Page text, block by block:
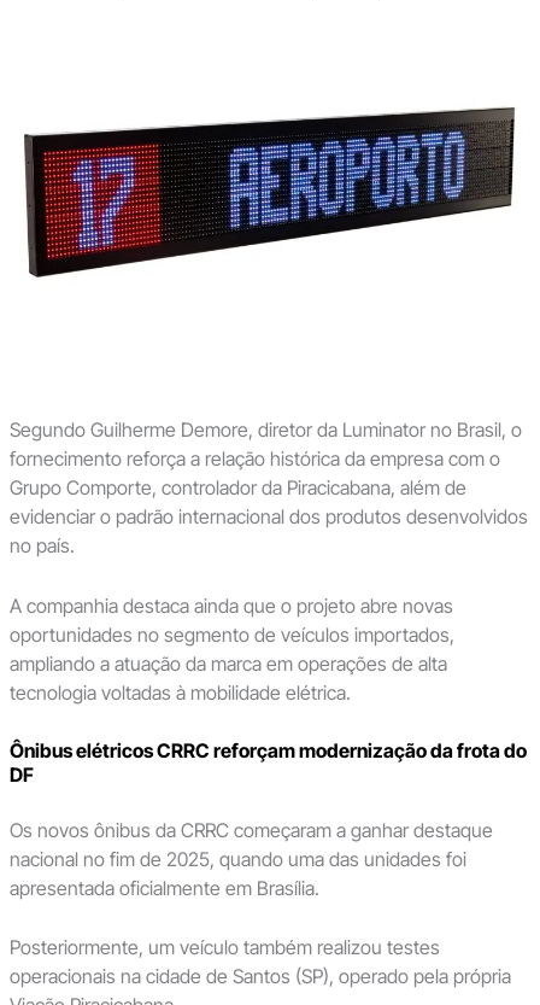
Segundo Guilherme Demore, diretor da Luminator no Brasil, o
fornecimento reforça a relação histórica da empresa com o
Grupo Comporte, controlador da Piracicabana, além de
evidenciar o padrão internacional dos produtos desenvolvidos
no país.
A companhia destaca ainda que o projeto abre novas
oportunidades no segmento de veículos importados,
ampliando a atuação da marca em operações de alta
tecnologia voltadas à mobilidade elétrica.
Ônibus elétricos CRRC reforçam modernização da frota do
DF
Os novos ônibus da CRRC começaram a ganhar destaque
nacional no fim de 2025, quando uma das unidades foi
apresentada oficialmente em Brasília.
Posteriormente, um veículo também realizou testes
operacionais na cidade de Santos (SP), operado pela própria